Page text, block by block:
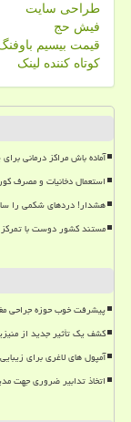
طراحی سایت
فیش حج
قیمت بیسیم
کوتاه کننده لینک
آماده باش مراکز درمانی
استعمال دخانیات و مصرف
هشدار! دردهای شکمی را
مستند کشور دوست با
پیشرفت خوب حوزه جراحی
کشف یک تأثیر جدید از
آمپول های لاغری برای
اتخاذ تدابیر ضروری جهت